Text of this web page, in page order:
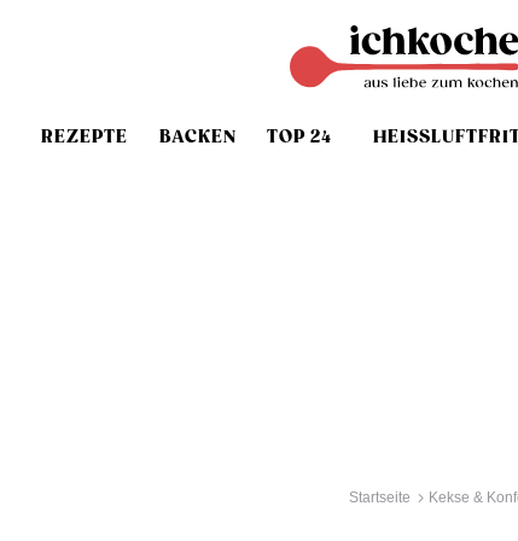
REZEPTE BACKEN TOP 24
Startseite Kekse &